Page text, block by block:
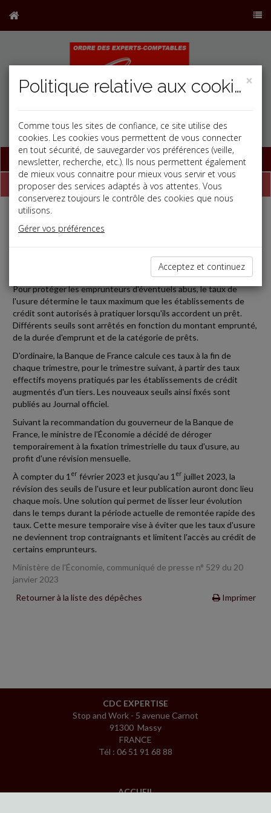
Base documentaire
Dépêches
Vie des affaires
Date: 2023-01-30
RÉVISION MENSUELLE DU TAUX D'USURE
Pour protéger les emprunteurs d'éventuels abus, le taux de
l'usure détermine le taux maximum que les établissements de
crédit sont autorisés à pratiquer lorsqu'ils accordent un prêt.
Différents seuils sont arrêtés en fonction du montant emprunté,
de la durée d'emprunt et de la catégorie de prêts.
D'ordinaire, la Banque de France calcule ces taux à la fin de
chaque trimestre, pour le trimestre suivant, à partir des taux
effectifs moyens pratiqués par les établissements de crédit
augmentés d'un tiers. Les nouveaux seuils ainsi fixés sont
publiés au Journal officiel.
Suivant la recommandation du gouverneur de la Banque de
France, le ministre de l'Économie a décidé de déroger
temporairement à la fixation trimestrielle du taux d'usure, au
profit d'une révision mensuelle.
À compter du 1 er février 2023 et jusqu'au 1 er juillet 2023, la
révision des seuils de l'usure et leur publication auront donc lieu
chaque mois. Une solution qui permet de lisser leur évolution
dans le temps durant la période actuelle de remontée rapide des
taux. Cette mesure temporaire vise à éviter que les taux d'usure
ne deviennent trop contraignants et limitent l'accès au crédit de
certains emprunteurs.
Ministère de l'Économie, communiqué de presse n° 529 du 20
janvier 2023
Retourner à la liste des dépêches
Imprimer
CDC EXPERTISE
Stop and Work - 5 avenue Carnot
91300 Massy
FRANCE
Tél : 06 51 91 68 88
ACCUEIL
×
Politique relative aux cookies
Comme tous les sites de confiance, ce site utilise des
cookies. Les cookies vous permettent de vous connecter
en tout sécurité, de sauvegarder vos préférences (veille,
newsletter, recherche, etc.). Ils nous permettent également
de mieux vous connaitre pour mieux vous servir et vous
proposer des services adaptés à vos attentes. Vous
conserverez toujours le contrôle des cookies que nous
utilisons.
Gérer vos préférences
Acceptez et continuez